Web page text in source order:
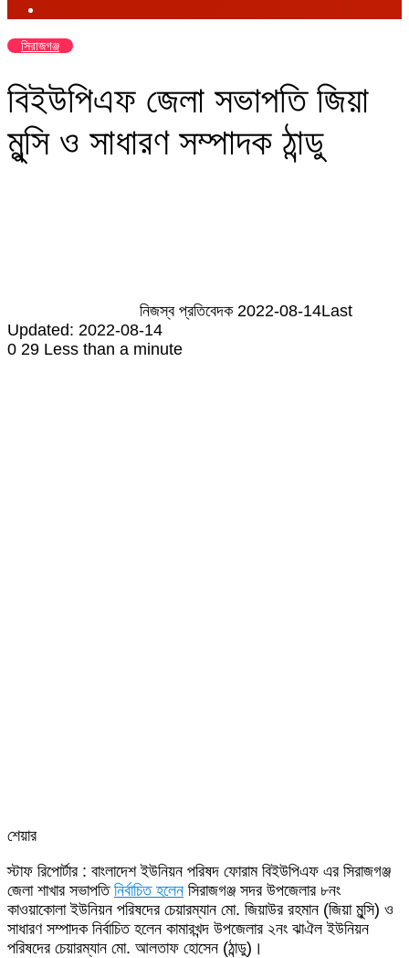
সিরাজগঞ্জ
বিইউপিএফ জেলা সভাপতি জিয়া
মুন্সি ও সাধারণ সম্পাদক ঠান্ডু
নিজস্ব প্রতিবেদক 2022-08-14Last
Updated: 2022-08-14
0 29 Less than a minute
শেয়ার
via
Email
স্টাফ রিপোর্টার : বাংলাদেশ ইউনিয়ন পরিষদ ফোরাম বিইউপিএফ এর সিরাজগঞ্জ
জেলা শাখার সভাপতি নির্বাচিত হলেন সিরাজগঞ্জ সদর উপজেলার ৮নং
কাওয়াকোলা ইউনিয়ন পরিষদের চেয়ারম্যান মো. জিয়াউর রহমান (জিয়া মুন্সি) ও
সাধারণ সম্পাদক নির্বাচিত হলেন কামারখন্দ উপজেলার ২নং ঝাঐল ইউনিয়ন
পরিষদের চেয়ারম্যান মো. আলতাফ হোসেন (ঠান্ডু)।